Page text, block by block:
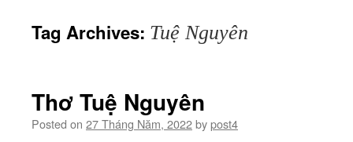
Tag Archives: Tuệ Nguyên
Thơ Tuệ Nguyên
Posted on 27 Tháng Năm, 2022bypost4